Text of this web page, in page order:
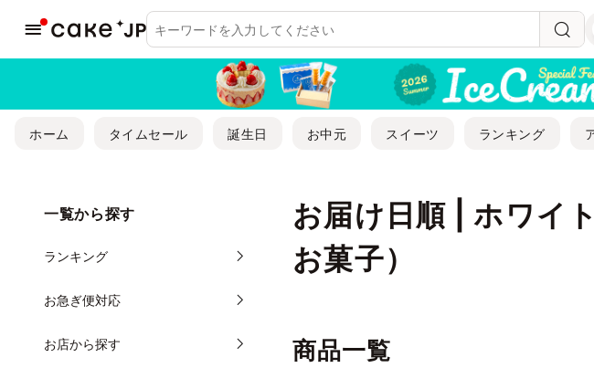
ホーム タイムセール 誕生日 お中元 スイーツ ランキング
お届け日順 | ホワイ
お菓子）
一覧から探す
ランキング
お急ぎ便対応
お店から探す 商品一覧